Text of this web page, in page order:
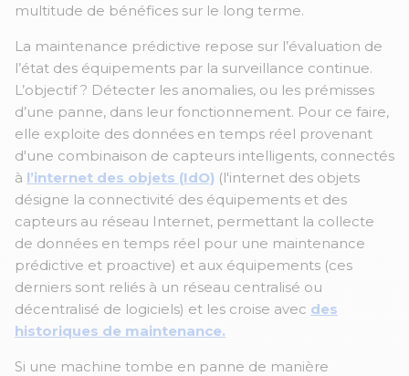
multitude de bénéfices sur le long terme.
La maintenance prédictive repose sur l’évaluation de
l’état des équipements par la surveillance continue.
L’objectif ? Détecter les anomalies, ou les prémisses
d’une panne, dans leur fonctionnement. Pour ce faire,
elle exploite des données en temps réel provenant
d'une combinaison de capteurs intelligents, connectés
à l’internet des objets (IdO) (l'internet des objets
désigne la connectivité des équipements et des
capteurs au réseau Internet, permettant la collecte
de données en temps réel pour une maintenance
prédictive et proactive) et aux équipements (ces
derniers sont reliés à un réseau centralisé ou
décentralisé de logiciels) et les croise avec des
historiques de maintenance.
Si une machine tombe en panne de manière